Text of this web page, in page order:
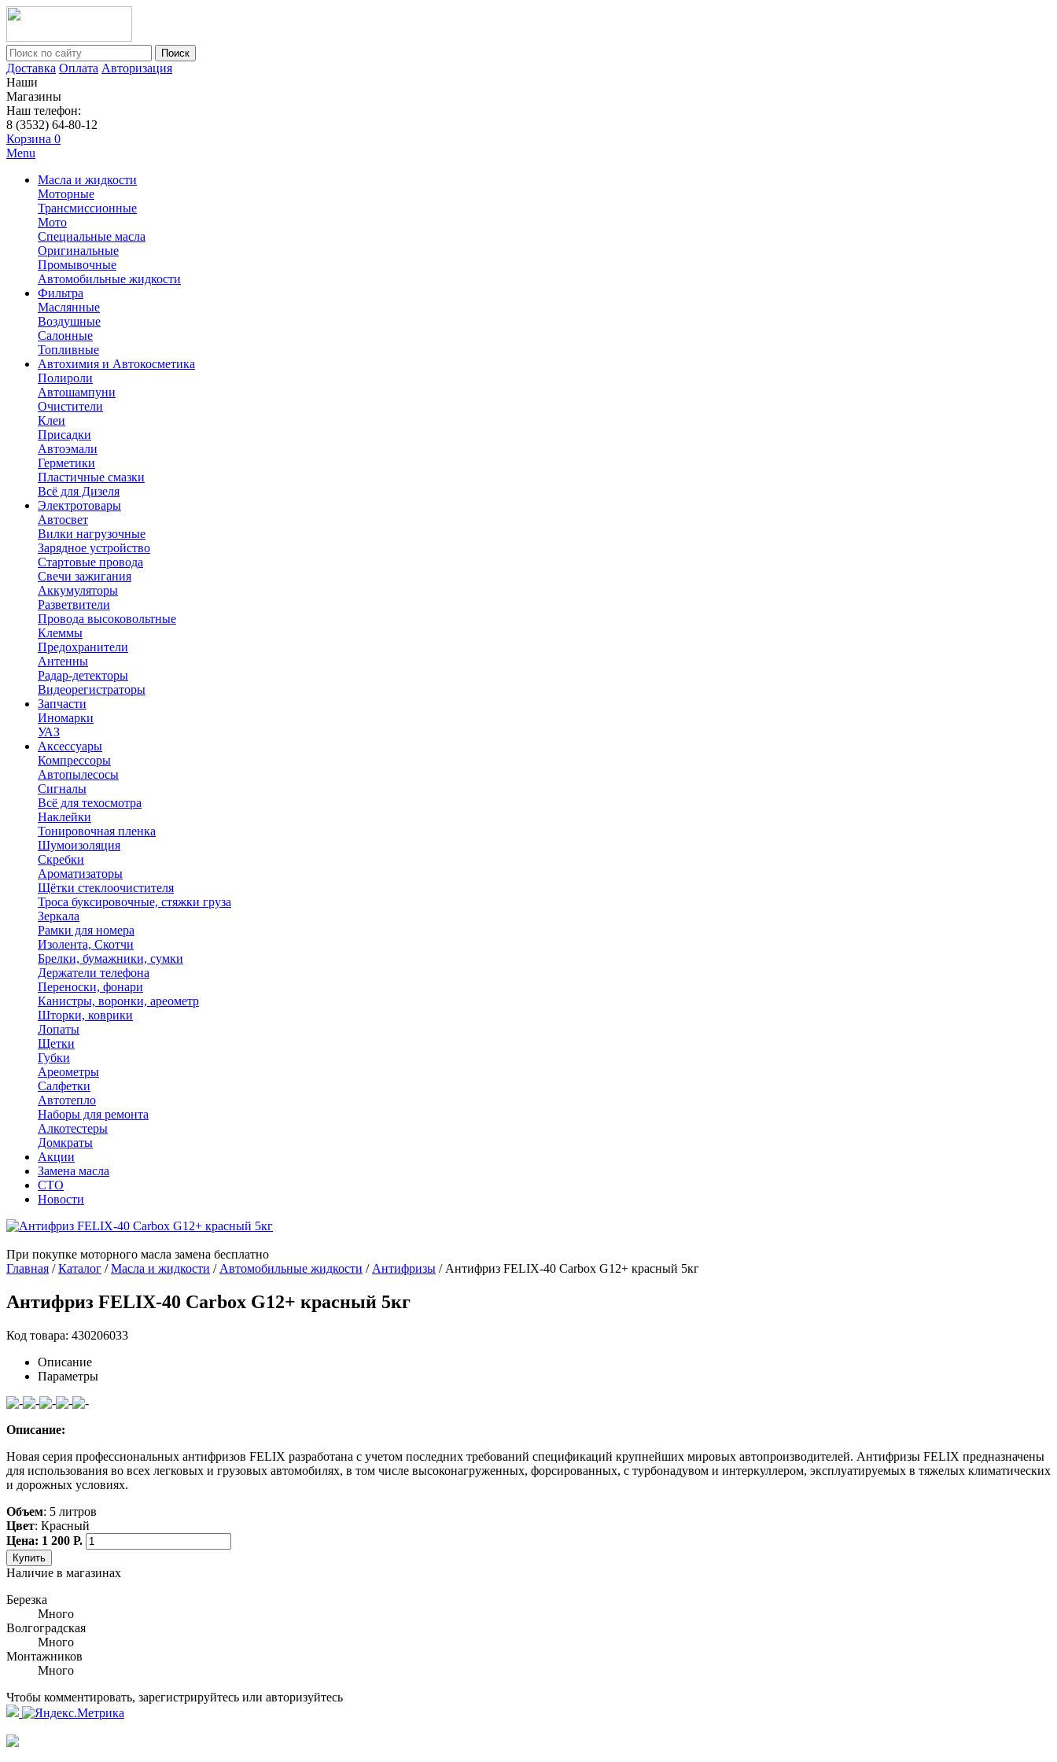
Поиск
Доставка Оплата Авторизация
Наши
Магазины
Наш телефон:
8 (3532) 64-80-12
Корзина 0
Menu
Масла и жидкости
Моторные
Трансмиссионные
Мото
Специальные масла
Оригинальные
Промывочные
Автомобильные жидкости
Фильтра
Маслянные
Воздушные
Салонные
Топливные
Автохимия и Автокосметика
Полироли
Автошампуни
Очистители
Клеи
Присадки
Автоэмали
Герметики
Пластичные смазки
Всё для Дизеля
Электротовары
Автосвет
Вилки нагрузочные
Зарядное устройство
Стартовые провода
Свечи зажигания
Аккумуляторы
Разветвители
Провода высоковольтные
Клеммы
Предохранители
Антенны
Радар-детекторы
Видеорегистраторы
Запчасти
Иномарки
УАЗ
Аксесcуары
Компрессоры
Автопылесосы
Сигналы
Всё для техосмотра
Наклейки
Тонировочная пленка
Шумоизоляция
Скребки
Ароматизаторы
Щётки стеклоочистителя
Троса буксировочные, стяжки груза
Зеркала
Рамки для номера
Изолента, Скотчи
Брелки, бумажники, сумки
Держатели телефона
Переноски, фонари
Канистры, воронки, ареометр
Шторки, коврики
Лопаты
Щетки
Губки
Ареометры
Салфетки
Автотепло
Наборы для ремонта
Алкотестеры
Домкраты
Акции
Замена масла
СТО
Новости
При покупке моторного масла замена бесплатно
Главная /Каталог /Масла и жидкости / Автомобильные жидкости / Антифризы / Антифриз FELIX-40 Carbox G12+ красный 5кг
Антифриз FELIX-40 Carbox G12+ красный 5кг
Код товара: 430206033
Описание
Параметры
Описание:
Новая серия профессиональных антифризов FELIX разработана с учетом последних требований спецификаций крупнейших мировых автопроизводителей. Антифризы FELIX предназначены
для использования во всех легковых и грузовых автомобилях, в том числе высоконагруженных, форсированных, с турбонадувом и интеркуллером, эксплуатируемых в тяжелых климатических
и дорожных условиях.
Объем: 5 литров
Цвет: Красный
Цена: 1 200 Р.
Купить
Наличие в магазинах
Березка
Много
Волгоградская
Много
Монтажников
Много
Чтобы комментировать, зарегистрируйтесь или авторизуйтесь